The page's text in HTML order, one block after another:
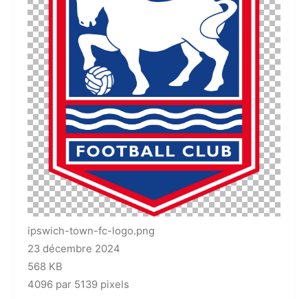
ipswich-town-fc-logo.png
23 décembre 2024
568 KB
4096 par 5139 pixels